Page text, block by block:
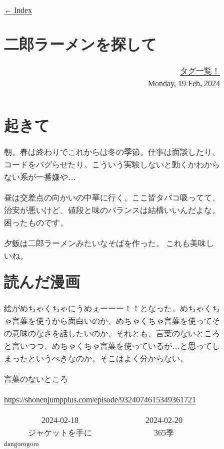
Index
二郎ラーメンを探して
タグ一覧！
Monday, 19 Feb, 2024
起きて
朝。春は終わりでこれからは冬の季節。仕事は面談したり、
コードをバグらせたり。こういう実験しないと動くかわから
ない系が一番嫌や…
昼は交差点の向かいの中華に行く。ここ皆タバコ吸ってて、
治安が悪いけど、値段と味のバランスは結構いいんだよな。
困ったものです。
夕飯は二郎ラーメンみたいなそばを作った。 これも美味し
いね。
読んだ漫画
絵がめちゃくちゃにうめぇーーー！！となった。めちゃくち
ゃ言葉を使うから面白いのか、めちゃくちゃ言葉を使ってそ
の意味のなさを話したいのか、それとも、言葉のないところ
と言いつつ、めちゃくちゃ言葉を使っているが…と思ってし
まったというべきなのか。そこはよく分からない。
言葉のないところ
https://shonenjumpplus.com/episode/9324074615349361721
2024-02-18
ジャケットを手に
2024-02-20
365季
dangorogoro